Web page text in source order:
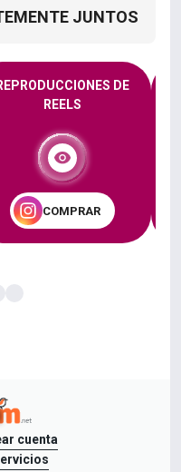
JUNTOS
DE
REELS
COMPRAR
cuenta